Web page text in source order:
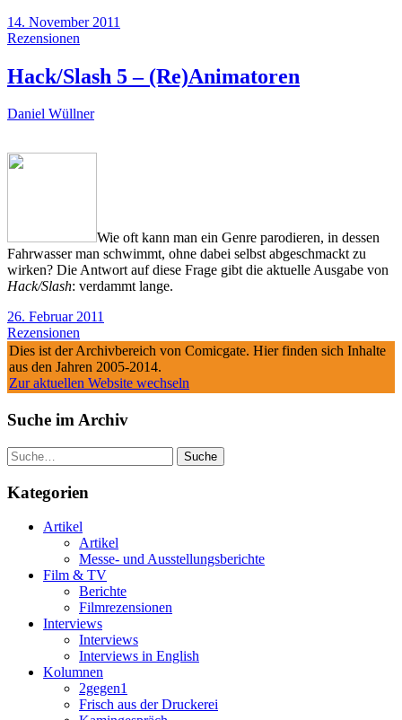
14. November 2011
Rezensionen
Hack/Slash 5 – (Re)Animatoren
Daniel Wüllner
Wie oft kann man ein Genre parodieren, in dessen
Fahrwasser man schwimmt, ohne dabei selbst abgeschmackt zu
wirken? Die Antwort auf diese Frage gibt die aktuelle Ausgabe von
Hack/Slash: verdammt lange.
26. Februar 2011
Rezensionen
Dies ist der Archivbereich von Comicgate. Hier finden sich Inhalte
aus den Jahren 2005-2014.
Zur aktuellen Website wechseln
Suche im Archiv
Suche
Kategorien
Artikel
Artikel
Messe- und Ausstellungsberichte
Film & TV
Berichte
Filmrezensionen
Interviews
Interviews
Interviews in English
Kolumnen
2gegen1
Frisch aus der Druckerei